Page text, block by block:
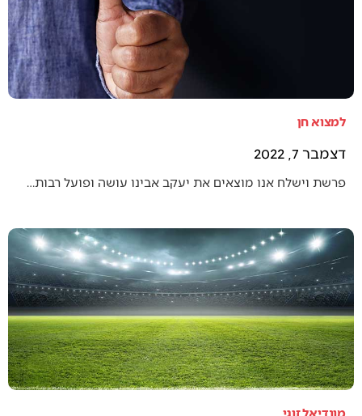
למצוא חן
דצמבר 7, 2022
פרשת וישלח אנו מוצאים את יעקב אבינו עושה ופועל רבות…
מונדיאל זוגי